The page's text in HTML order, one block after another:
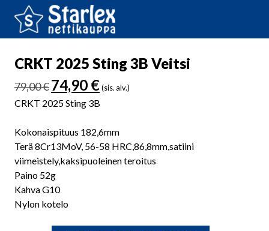
CRKT 2025 Sting 3B Veitsi
79,00€ Alkuperäinen
hinta
oli:
74,90 €Nykyinen
hinta
on:
(sis. alv.)
CRKT 2025 Sting 3B
Kokonaispituus 182,6mm
Terä 8Cr13MoV, 56-58 HRC,86,8mm,satiini
viimeistely,kaksipuoleinen teroitus
Paino 52g
Kahva G10
Nylon kotelo